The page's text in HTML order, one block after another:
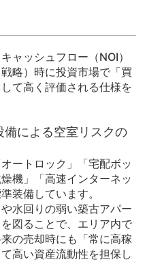
ャッシュフロー（NOI）
略）時に投資市場で「買
て高く評価される仕様を
備による空室リスクの
ートロック」「宅配ボッ
機」「高速インターネッ
装備しています。
水回りの弱い築古アパー
図ることで、エリア内で
の売却時にも「常に高稼
高い資産流動性を担保し